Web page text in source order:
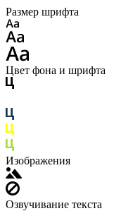
Размер шрифта
Цвет фона и шрифта
Изображения
Озвучивание текста